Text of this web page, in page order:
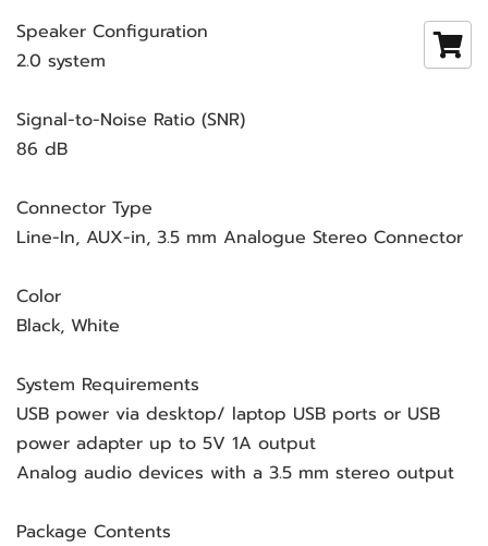
Speaker Configuration
2.0 system
Signal-to-Noise Ratio (SNR)
86 dB
Connector Type
Line-In, AUX-in, 3.5 mm Analogue Stereo Connector
Color
Black, White
System Requirements
USB power via desktop/ laptop USB ports or USB
power adapter up to 5V 1A output
Analog audio devices with a 3.5 mm stereo output
Package Contents